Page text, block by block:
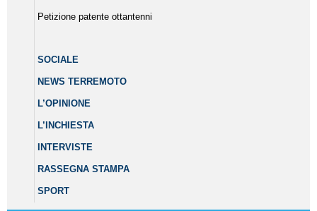
Petizione patente ottantenni
SOCIALE
NEWS TERREMOTO
L’OPINIONE
L’INCHIESTA
INTERVISTE
RASSEGNA STAMPA
SPORT